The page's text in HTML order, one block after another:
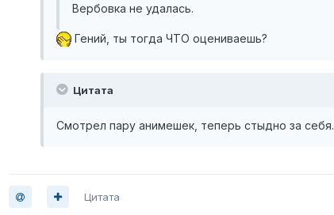
Вербовка не удалась.
Гений, ты тогда ЧТО оцениваешь?
Цитата
Смотрел пару анимешек, теперь стыдно за себя.
Цитата